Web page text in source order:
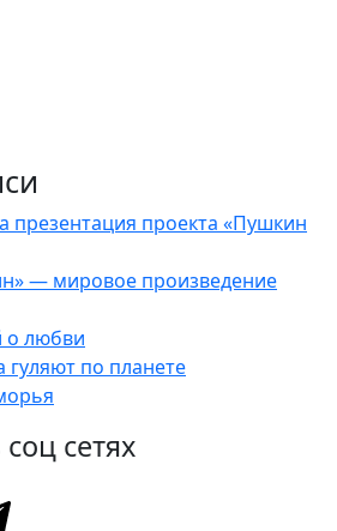
презентация проекта «Пушкин
— мировое произведение
о любви
гуляют по планете
сетях